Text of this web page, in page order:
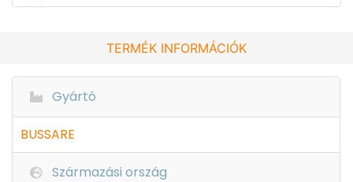
TERMÉK INFORMÁCIÓK
Gyártó
BUSSARE
Származási ország